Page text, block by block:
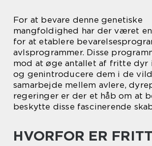
For at bevare denne genetiske
mangfoldighed har der været
for at etablere
avlsprogrammer. Disse
mod at øge antallet af fritte dyr
og genintroducere dem i de
samarbejde mellem avlere,
regeringer er der et håb om at
beskytte disse fascinerende
HVORFOR ER